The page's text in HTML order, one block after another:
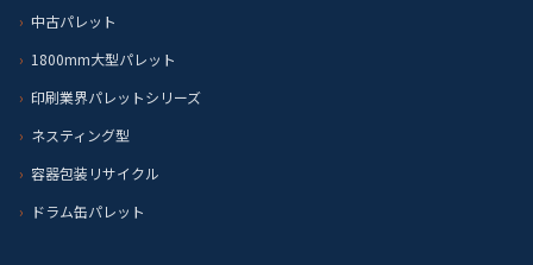
中古パレット
1800mm大型パレット
印刷業界パレットシリーズ
ネスティング型
容器包装リサイクル
ドラム缶パレット